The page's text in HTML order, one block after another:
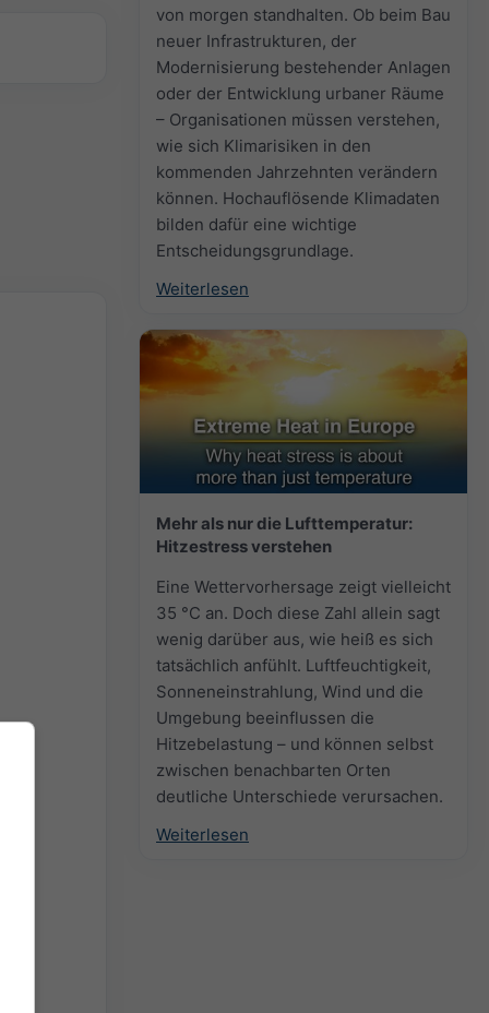
von morgen standhalten. Ob beim Bau
neuer Infrastrukturen, der
Modernisierung bestehender Anlagen
oder der Entwicklung urbaner Räume
– Organisationen müssen verstehen,
wie sich Klimarisiken in den
kommenden Jahrzehnten verändern
können. Hochauflösende Klimadaten
bilden dafür eine wichtige
Entscheidungsgrundlage.
Weiterlesen
Mehr als nur die Lufttemperatur:
Hitzestress verstehen
Eine Wettervorhersage zeigt vielleicht
35 °C an. Doch diese Zahl allein sagt
wenig darüber aus, wie heiß es sich
tatsächlich anfühlt. Luftfeuchtigkeit,
Sonneneinstrahlung, Wind und die
Umgebung beeinflussen die
Hitzebelastung – und können selbst
zwischen benachbarten Orten
deutliche Unterschiede verursachen.
Weiterlesen